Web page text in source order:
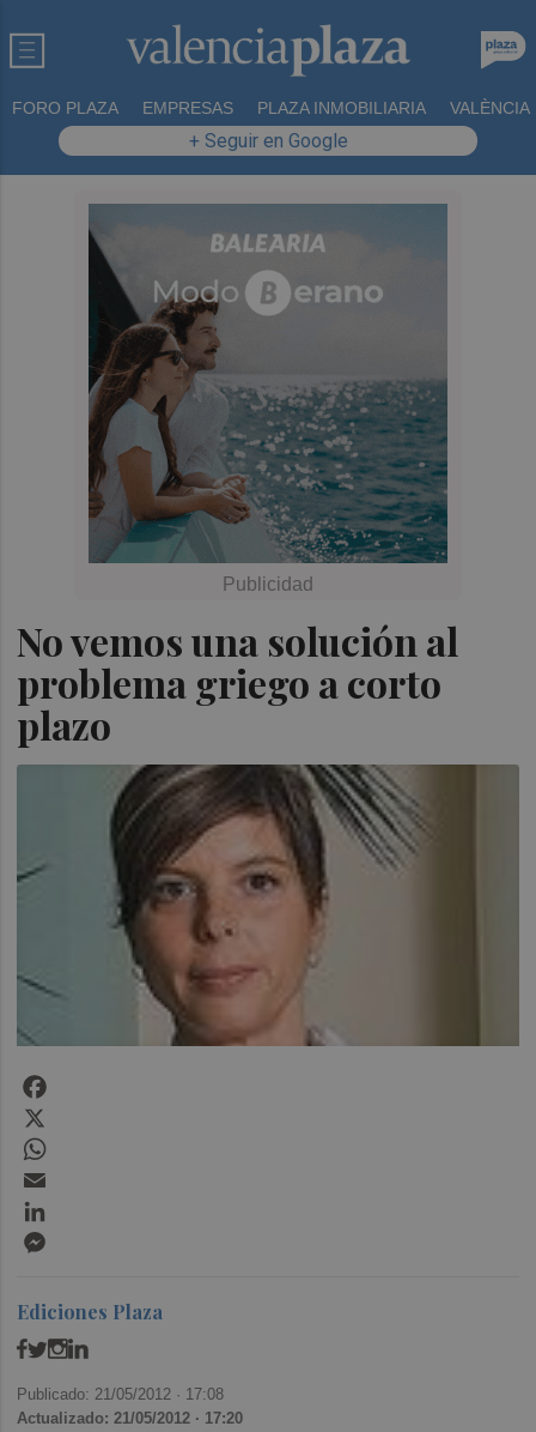
FORO PLAZA EMPRESAS PLAZA INMOBILIARIA VALÈNCIA
+ Seguir en Google
No vemos una solución al
problema griego a corto
plazo
Ediciones Plaza
Publicado: 21/05/2012 · 17:08
Actualizado: 21/05/2012 · 17:20